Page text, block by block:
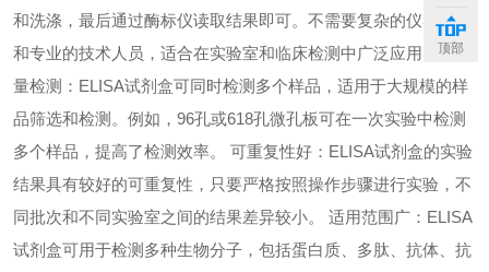
和洗涤，最后通过酶标仪读取结果即可。不需要复杂的仪器设备
和专业的技术人员，适合在实验室和临床检测中广泛应用。 高通
量检测：ELISA试剂盒可同时检测多个样品，适用于大规模的样
品筛选和检测。例如，96孔或618孔微孔板可在一次实验中检测
多个样品，提高了检测效率。 可重复性好：ELISA试剂盒的实验
结果具有较好的可重复性，只要严格按照操作步骤进行实验，不
同批次和不同实验室之间的结果差异较小。 适用范围广：ELISA
试剂盒可用于检测多种生物分子，包括蛋白质、多肽、抗体、抗
顶部